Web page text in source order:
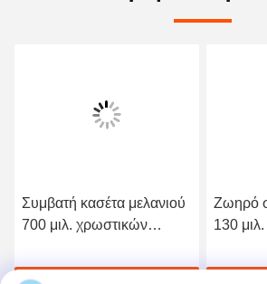
Συμβατή κασέτα μελανιού
700 μιλ. χρωστικών
706, μελάνι iPF8400/9400
Ζωηρό
130
για